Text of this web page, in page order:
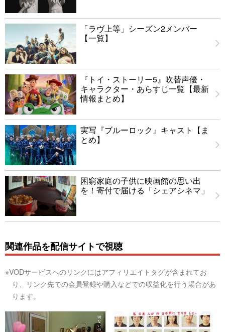
「ラヴ上等」シーズン2メンバー
【一覧】
『トイ・ストーリー5』吹替声優・
キャラクター・あらすじ一覧【最新
情報まとめ】
実写『ブルーロック』キャスト【ま
とめ】
困窮家庭の子供に映画館の思い出
を！寄付で届ける「シェアシネマ」
関連作品を配信サイトで視聴
※VODサービスへのリンクにはアフィリエイトタグが含まれてお
り、リンク先での会員登録や購入などでの収益化を行う場合があ
ります。